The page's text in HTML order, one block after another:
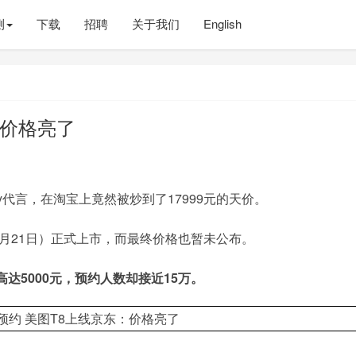
下载 招聘 关于我们 English
格亮了
言，在淘宝上竟然被炒到了17999元的天价。
日）正式上市，而最终价格也暂未公布。
5000元，预约人数却接近15万。